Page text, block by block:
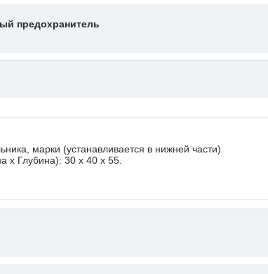
предохранитель
марки (устанавливается в нижней части)
х Глубина): 30 x 40 х 55.